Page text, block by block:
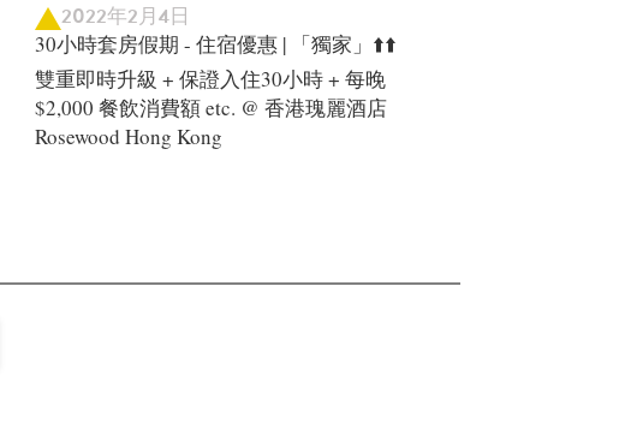
2022年2月4日
30小時套房假期 - 住宿優惠 | 「獨家」⬆️⬆️
雙重即時升級 + 保證入住30小時 + 每晚
$2,000 餐飲消費額 etc. @ 香港瑰麗酒店
Rosewood Hong Kong